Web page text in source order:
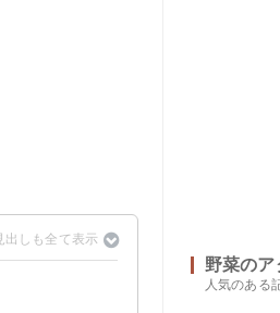
野菜の
人気のある